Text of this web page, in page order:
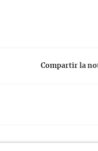
Compartir la